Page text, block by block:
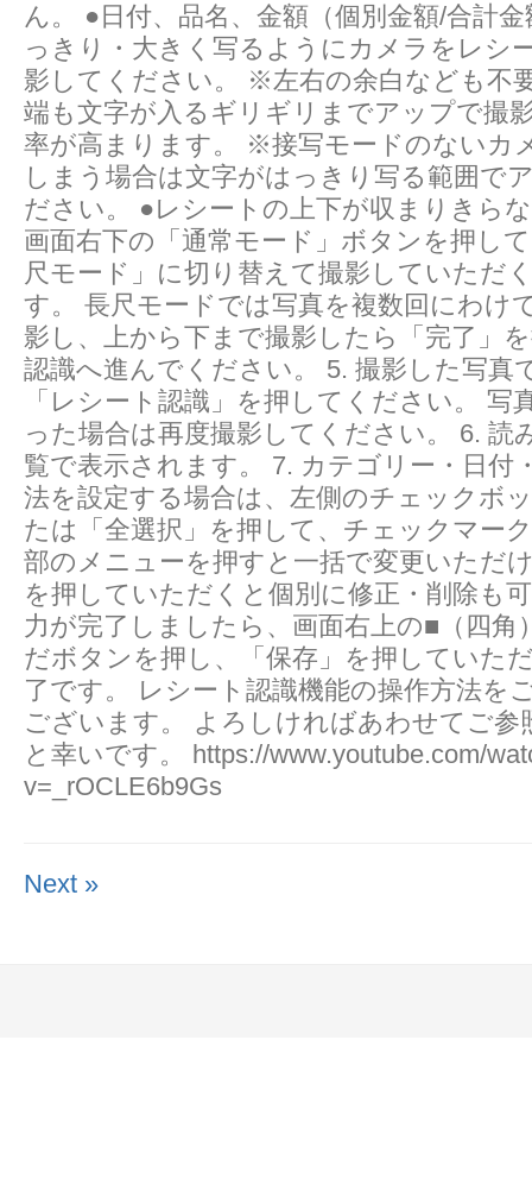
ん。 ●日付、品名、金額（個別金額/合計
っきり・大きく写るようにカメラをレシ
影してください。 ※左右の余白なども不
端も文字が入るギリギリまでアップで撮
率が高まります。 ※接写モードのないカ
しまう場合は文字がはっきり写る範囲で
ださい。 ●レシートの上下が収まりきら
画面右下の「通常モード」ボタンを押し
尺モード」に切り替えて撮影していただ
す。 長尺モードでは写真を複数回にわけ
影し、上から下まで撮影したら「完了」
認識へ進んでください。 5. 撮影した写真
「レシート認識」を押してください。 写
った場合は再度撮影してください。 6. 読
覧で表示されます。 7. カテゴリー・日付
法を設定する場合は、左側のチェックボ
たは「全選択」を押して、チェックマー
部のメニューを押すと一括で変更いただ
を押していただくと個別に修正・削除も
力が完了しましたら、画面右上の■（四角
だボタンを押し、「保存」を押していた
了です。 レシート認識機能の操作方法を
ございます。 よろしければあわせてご参
と幸いです。 https://www.youtube.com/
v=_rOCLE6b9Gs
Next »